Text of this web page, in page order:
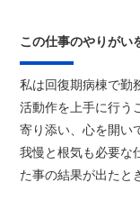
この仕事のやりがい
私は回復期病棟で勤
活動作を上手に行う
寄り添い、心を開い
我慢と根気も必要な
た事の結果が出たと